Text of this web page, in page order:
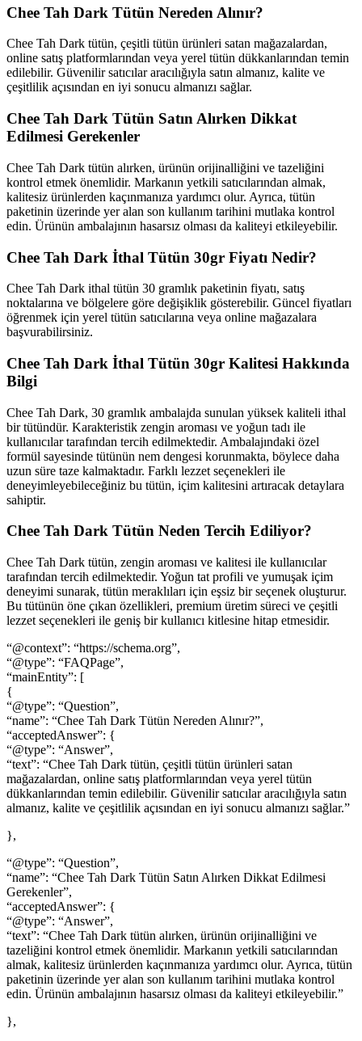
Chee Tah Dark Tütün Nereden Alınır?
Chee Tah Dark tütün, çeşitli tütün ürünleri satan mağazalardan,
online satış platformlarından veya yerel tütün dükkanlarından temin
edilebilir. Güvenilir satıcılar aracılığıyla satın almanız, kalite ve
çeşitlilik açısından en iyi sonucu almanızı sağlar.
Chee Tah Dark Tütün Satın Alırken Dikkat
Edilmesi Gerekenler
Chee Tah Dark tütün alırken, ürünün orijinalliğini ve tazeliğini
kontrol etmek önemlidir. Markanın yetkili satıcılarından almak,
kalitesiz ürünlerden kaçınmanıza yardımcı olur. Ayrıca, tütün
paketinin üzerinde yer alan son kullanım tarihini mutlaka kontrol
edin. Ürünün ambalajının hasarsız olması da kaliteyi etkileyebilir.
Chee Tah Dark İthal Tütün 30gr Fiyatı Nedir?
Chee Tah Dark ithal tütün 30 gramlık paketinin fiyatı, satış
noktalarına ve bölgelere göre değişiklik gösterebilir. Güncel fiyatları
öğrenmek için yerel tütün satıcılarına veya online mağazalara
başvurabilirsiniz.
Chee Tah Dark İthal Tütün 30gr Kalitesi Hakkında
Bilgi
Chee Tah Dark, 30 gramlık ambalajda sunulan yüksek kaliteli ithal
bir tütündür. Karakteristik zengin aroması ve yoğun tadı ile
kullanıcılar tarafından tercih edilmektedir. Ambalajındaki özel
formül sayesinde tütünün nem dengesi korunmakta, böylece daha
uzun süre taze kalmaktadır. Farklı lezzet seçenekleri ile
deneyimleyebileceğiniz bu tütün, içim kalitesini artıracak detaylara
sahiptir.
Chee Tah Dark Tütün Neden Tercih Ediliyor?
Chee Tah Dark tütün, zengin aroması ve kalitesi ile kullanıcılar
tarafından tercih edilmektedir. Yoğun tat profili ve yumuşak içim
deneyimi sunarak, tütün meraklıları için eşsiz bir seçenek oluşturur.
Bu tütünün öne çıkan özellikleri, premium üretim süreci ve çeşitli
lezzet seçenekleri ile geniş bir kullanıcı kitlesine hitap etmesidir.
“@context”: “https://schema.org”,
“@type”: “FAQPage”,
“mainEntity”: [
{
“@type”: “Question”,
“name”: “Chee Tah Dark Tütün Nereden Alınır?”,
“acceptedAnswer”: {
“@type”: “Answer”,
“text”: “Chee Tah Dark tütün, çeşitli tütün ürünleri satan
mağazalardan, online satış platformlarından veya yerel tütün
dükkanlarından temin edilebilir. Güvenilir satıcılar aracılığıyla satın
almanız, kalite ve çeşitlilik açısından en iyi sonucu almanızı sağlar.”
},
“@type”: “Question”,
“name”: “Chee Tah Dark Tütün Satın Alırken Dikkat Edilmesi
Gerekenler”,
“acceptedAnswer”: {
“@type”: “Answer”,
“text”: “Chee Tah Dark tütün alırken, ürünün orijinalliğini ve
tazeliğini kontrol etmek önemlidir. Markanın yetkili satıcılarından
almak, kalitesiz ürünlerden kaçınmanıza yardımcı olur. Ayrıca, tütün
paketinin üzerinde yer alan son kullanım tarihini mutlaka kontrol
edin. Ürünün ambalajının hasarsız olması da kaliteyi etkileyebilir.”
},